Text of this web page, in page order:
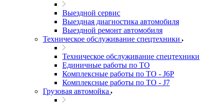
Выездной сервис
Выездная диагностика автомобиля
Выездной ремонт автомобиля
Техническое обслуживание спецтехники
Техническое обслуживание спецтехники
Единичные работы по ТО
Комплексные работы по ТО - J6P
Комплексные работы по ТО - J7
Грузовая автомойка